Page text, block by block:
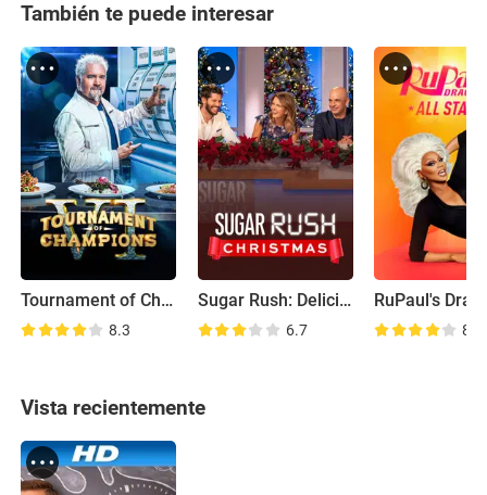
También te puede interesar
Tournament of Champions
8.3
Sugar Rush: Delicias navideñas
6.7 8.7
Vista recientemente